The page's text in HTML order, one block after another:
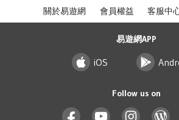
關於易遊網 會員權益 客服中
易遊網APP
iOS
Follow us on